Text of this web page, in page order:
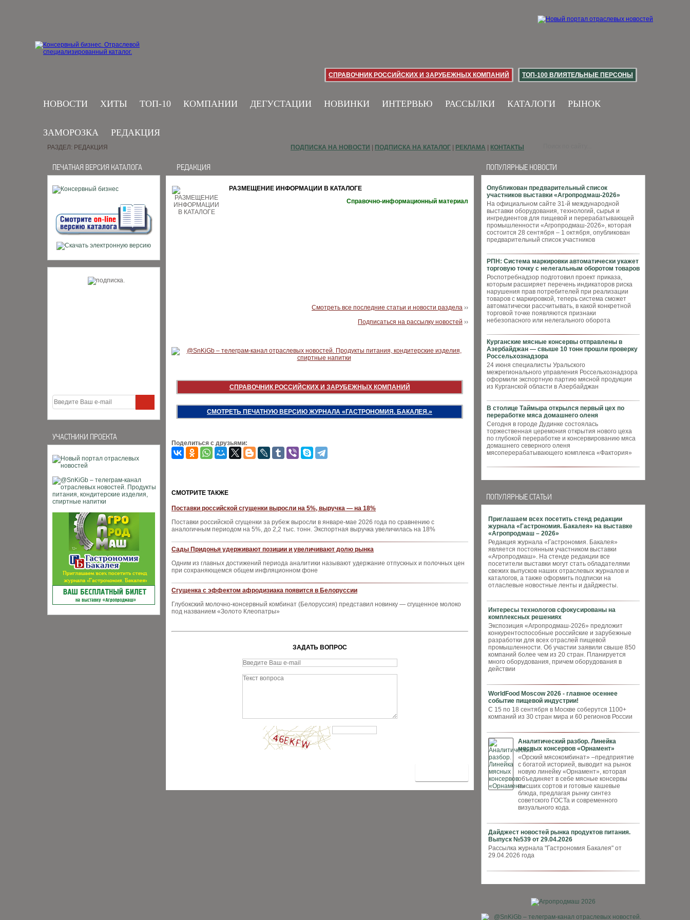
СПРАВОЧНИК РОССИЙСКИХ И ЗАРУБЕЖНЫХ КОМПАНИЙ ТОП-100 ВЛИЯТЕЛЬНЫЕ ПЕРСОНЫ
НОВОСТИ ХИТЫ ТОП-10 КОМПАНИИ ДЕГУСТАЦИИ НОВИНКИ ИНТЕРВЬЮ РАССЫЛКИ КАТАЛОГИ РЫНОК
ЗАМОРОЗКА РЕДАКЦИЯ
ПЕЧАТНАЯ ВЕРСИЯ КАТАЛОГА
УЧАСТНИКИ ПРОЕКТА
ПОПУЛЯРНЫЕ НОВОСТИ
Опубликован предварительный список
участников выставки «Агропродмаш-2026»
На официальном сайте 31-й международной
выставки оборудования, технологий, сырья и
ингредиентов для пищевой и перерабатывающей
промышленности «Агропродмаш-2026», которая
состоится 28 сентября – 1 октября, опубликован
предварительный список участников
РПН: Система маркировки автоматически укажет
торговую точку с нелегальным оборотом товаров
Роспотребнадзор подготовил проект приказа,
которым расширяет перечень индикаторов риска
нарушения прав потребителей при реализации
товаров с маркировкой, теперь система сможет
автоматически рассчитывать, в какой конкретной
торговой точке появляются признаки
небезопасного или нелегального оборота
Курганские мясные консервы отправлены в
Азербайджан — свыше 10 тонн прошли проверку
Россельхознадзора
24 июня специалисты Уральского
межрегионального управления Россельхознадзора
оформили экспортную партию мясной продукции
из Курганской области в Азербайджан
В столице Таймыра открылся первый цех по
переработке мяса домашнего оленя
Сегодня в городе Дудинке состоялась
торжественная церемония открытия нового цеха
по глубокой переработке и консервированию мяса
домашнего северного оленя
мясоперерабатывающего комплекса «Фактория»
ПОПУЛЯРНЫЕ СТАТЬИ
Приглашаем всех посетить стенд редакции
журнала «Гастрономия. Бакалея» на выставке
«Агропродмаш – 2026»
Редакция журнала «Гастрономия. Бакалея»
является постоянным участником выставки
«Агропродмаш». На стенде редакции все
посетители выставки могут стать обладателями
свежих выпусков наших отраслевых журналов и
каталогов, а также оформить подписки на
отласлевые новостные ленты и дайджесты.
Интересы технологов сфокусированы на
комплексных решениях
Экспозиция «Агропродмаш-2026» предложит
конкурентоспособные российские и зарубежные
разработки для всех отраслей пищевой
промышленности. Об участии заявили свыше 850
компаний более чем из 20 стран. Планируется
много оборудования, причем оборудования в
действии
WorldFood Moscow 2026 - главное осеннее
событие пищевой индустрии!
С 15 по 18 сентября в Москве соберутся 1100+
компаний из 30 стран мира и 60 регионов России
Аналитический разбор. Линейка
мясных консервов «Орнамент»
«Орский мясокомбинат» –предприятие
с богатой историей, выводит на рынок
новую линейку «Орнамент», которая
объединяет в себе мясные консервы
высших сортов и готовые кашевые
блюда, предлагая рынку синтез
советского ГОСТа и современного
визуального кода.
Дайджест новостей рынка продуктов питания.
Выпуск №539 от 29.04.2026
Рассылка журнала "Гастрономия Бакалея" от
29.04.2026 года
РАЗДЕЛ: РЕДАКЦИЯ ПОДПИСКА НА НОВОСТИ ПОДПИСКА НА КАТАЛОГ РЕКЛАМА КОНТАКТЫ
РЕДАКЦИЯ
РАЗМЕЩЕНИЕ ИНФОРМАЦИИ В КАТАЛОГЕ
Справочно-информационный материал
Смотреть все последние статьи и новости раздела ››
Подписаться на рассылку новостей ››
СПРАВОЧНИК РОССИЙСКИХ И ЗАРУБЕЖНЫХ КОМПАНИЙ
СМОТРЕТЬ ПЕЧАТНУЮ ВЕРСИЮ ЖУРНАЛА «ГАСТРОНОМИЯ. БАКАЛЕЯ.»
Поделиться с друзьями:
CМОТРИТЕ ТАКЖЕ
Поставки российской сгущенки выросли на 5%, выручка — на 18%
Поставки российской сгущенки за рубеж выросли в январе-мае 2026 года по сравнению с
аналогичным периодом на 5%, до 2,2 тыс. тонн. Экспортная выручка увеличилась на 18%
Сады Придонья удерживают позиции и увеличивают долю рынка
Одним из главных достижений периода аналитики называют удержание отпускных и полочных цен
при сохраняющемся общем инфляционном фоне
Сгущенка с эффектом афродизиака появится в Белоруссии
Глубокский молочно-консервный комбинат (Белоруссия) представил новинку — сгущенное молоко
под названием «Золото Клеопатры»
ЗАДАТЬ ВОПРОС